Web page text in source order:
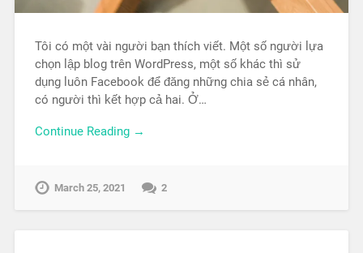
Tôi có một vài người bạn thích viết. Một số người lựa
chọn lập blog trên WordPress, một số khác thì sử
dụng luôn Facebook để đăng những chia sẻ cá nhân,
có người thì kết hợp cả hai. Ở…
Continue Reading →
March 25, 2021 2